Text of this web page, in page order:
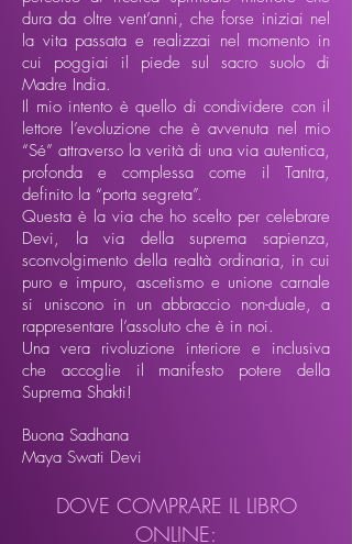
dura da oltre vent’anni, che forse iniziai nel
la vita passata e realizzai nel momento in
cui poggiai il piede sul sacro suolo di
Madre India.
Il mio intento è quello di condividere con il
lettore l’evoluzione che è avvenuta nel mio
“Sé” attraverso la verità di una via autentica,
profonda e complessa come il Tantra,
definito la “porta segreta”.
Questa è la via che ho scelto per celebrare
Devi, la via della suprema sapienza,
sconvolgimento della realtà ordinaria, in cui
puro e impuro, ascetismo e unione carnale
si uniscono in un abbraccio non-duale, a
rappresentare l’assoluto che è in noi.
Una vera rivoluzione interiore e inclusiva
che accoglie il manifesto potere della
Suprema Shakti!
Buona Sadhana
Maya Swati Devi
DOVE COMPRARE IL LIBRO
ONLINE: